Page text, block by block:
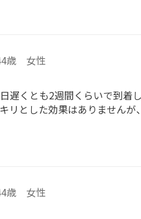
歳 女性
遅くとも2週間くらいで到着
リとした効果はありません
歳 女性